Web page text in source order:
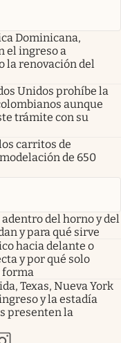
Dominicana,
el ingreso a
la renovación del
Unidos prohíbe la
aunque
trámite con su
carritos de
de 650
del horno y del
y para qué sirve
hacia delante o
y por qué solo
forma
Texas, Nueva York
y la estadía
presenten la
pestañapestaña
nueva pestaña
en nueva pestaña
abre en nueva pestaña